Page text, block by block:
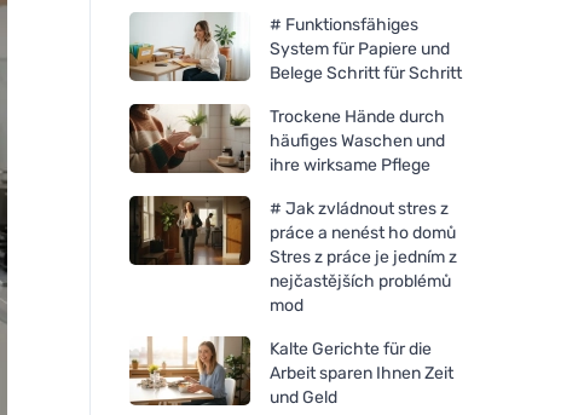
# Funktionsfähiges
System für Papiere und
Belege Schritt für Schritt
Trockene Hände durch
häufiges Waschen und
ihre wirksame Pflege
# Jak zvládnout stres z
práce a nenést ho domů
Stres z práce je jedním z
nejčastějších problémů
mod
Kalte Gerichte für die
Arbeit sparen Ihnen Zeit
und Geld